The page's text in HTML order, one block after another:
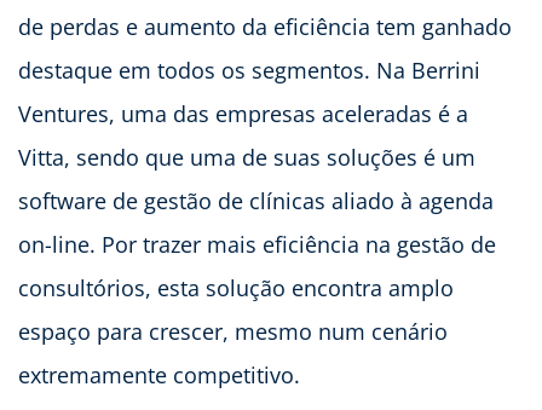
de perdas e aumento da eficiência tem ganhado
destaque em todos os segmentos. Na Berrini
Ventures, uma das empresas aceleradas é a
Vitta, sendo que uma de suas soluções é um
software de gestão de clínicas aliado à agenda
on-line. Por trazer mais eficiência na gestão de
consultórios, esta solução encontra amplo
espaço para crescer, mesmo num cenário
extremamente competitivo.